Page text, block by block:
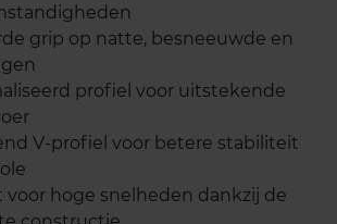
grip op natte, besneeuwde en
profiel voor uitstekende
V-profiel voor betere stabiliteit
voor hoge snelheden dankzij de